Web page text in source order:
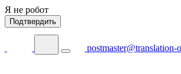
Я не робот
Подтвердить
postmaster@translation-